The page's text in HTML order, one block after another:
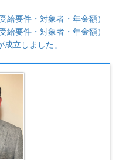
給要件・対象者・年金額）
給要件・対象者・年金額）
立しました」